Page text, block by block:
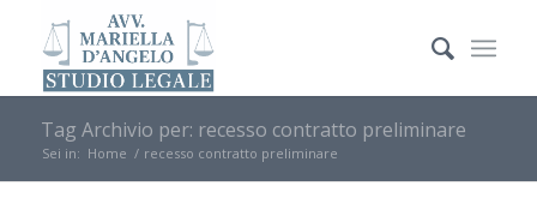
Tag Archivio per: recesso contratto preliminare
Sei in: Home / recesso contratto preliminare